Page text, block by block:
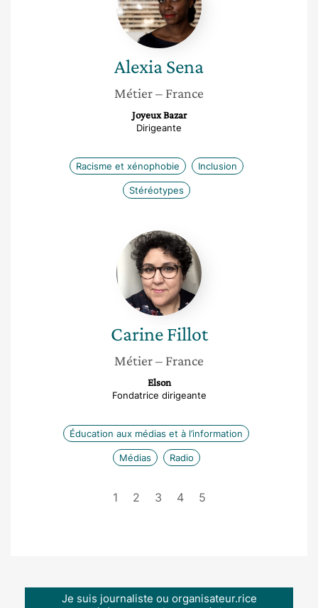
AlexiaSena
Métier– France
Joyeux Bazar
Dirigeante
Racisme et xénophobie Inclusion
Stéréotypes
Carine
Fillot
Carine Fillot
Métier– France
Elson
Fondatrice dirigeante
Éducation aux médias et à l’information
Médias Radio
1 2 3 4 5
Je suis journaliste ou organisateur.rice